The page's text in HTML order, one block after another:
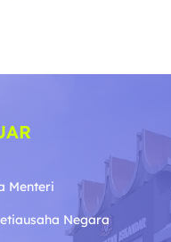
Menteri
Negara